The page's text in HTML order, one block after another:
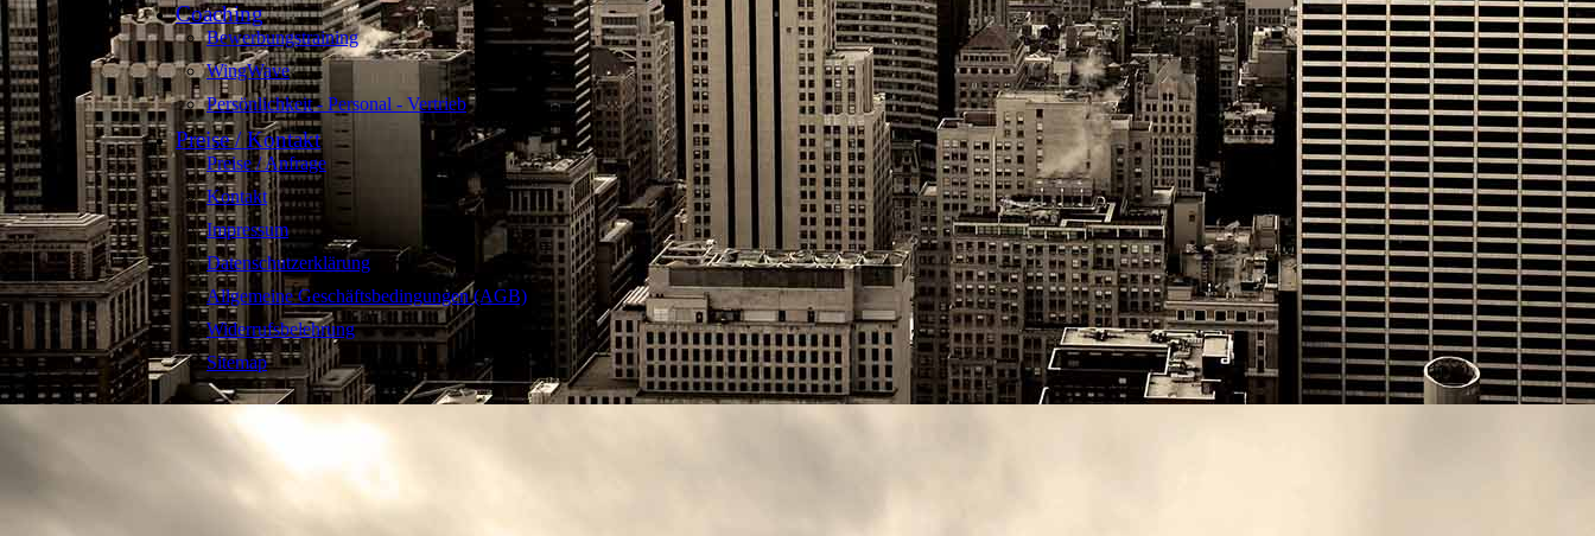
Coaching
Bewerbungstraining
WingWave
Persönlichkeit - Personal - Vertrieb
Preise / Kontakt
Preise / Anfrage
Kontakt
Impressum
Datenschutzerklärung
Allgemeine Geschäftsbedingungen (AGB)
Widerrufsbelehrung
Sitemap